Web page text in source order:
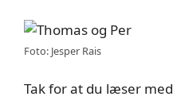
Foto: Jesper Rais
Tak for at du læser med